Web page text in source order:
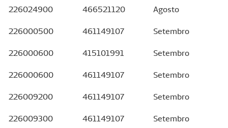
226024900 466521120 Agosto
226000500 461149107 Setembro
226000600 415101991 Setembro
226000600 461149107 Setembro
226009200 461149107 Setembro
226009300 461149107 Setembro